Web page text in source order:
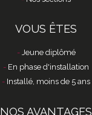
VOUS ÊTES
Jeune diplômé
En phase d'installation
Installé, moins de 5 ans
NOS AVANTAGES